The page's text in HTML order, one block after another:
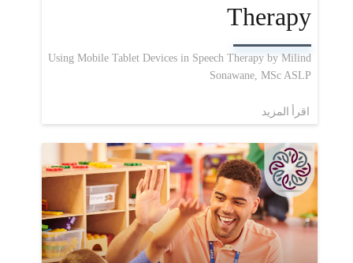
Therapy
Using Mobile Tablet Devices in Speech Therapy by Milind
Sonawane, MSc ASLP
اقرأ المزيد